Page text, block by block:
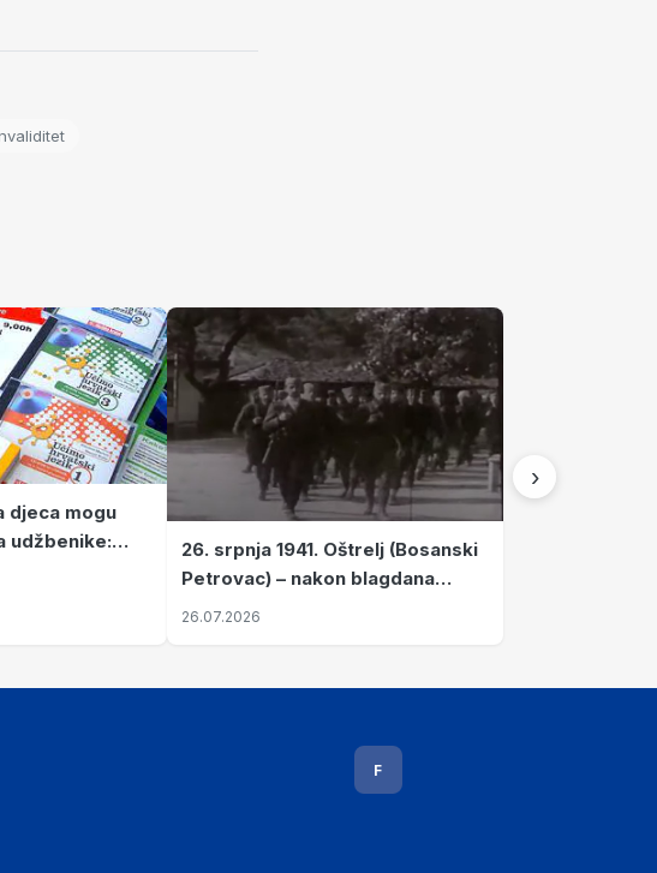
djeca mogu
udžbenike:
do 31.
26. srpnja 1941. Oštrelj (Bosanski
Petrovac) – nakon blagdana
Svete Ane izvršen napad srpskih
26.07.2026
›
F